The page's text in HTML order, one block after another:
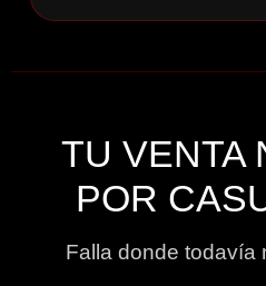
TU VENTA
POR
Falla donde todavía